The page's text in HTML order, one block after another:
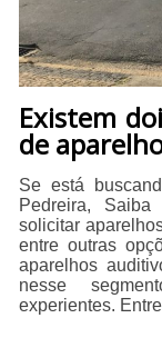
​Existem
de
Se está
Pedreira,
solicitar
entre outras
aparelhos
nesse
experientes.